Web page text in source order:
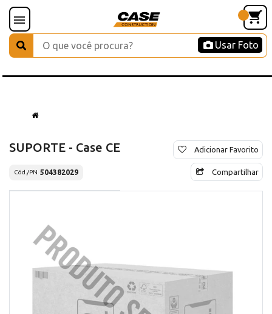
Usar Foto
SUPORTE - Case CE
Cód./PN 504382029
Adicionar Favorito
Compartilhar